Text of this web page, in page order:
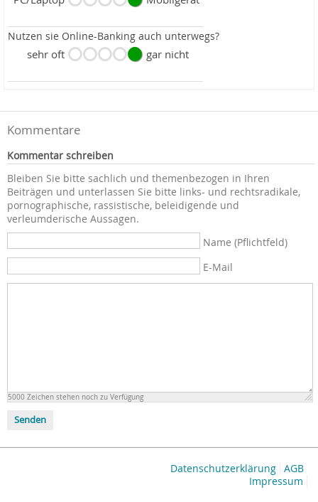
Nutzen sie Online-Banking auch unterwegs?
sehr oft gar nicht
Kommentare
Kommentar schreiben
Bleiben Sie bitte sachlich und themenbezogen in Ihren
Beiträgen und unterlassen Sie bitte links- und rechtsradikale,
pornographische, rassistische, beleidigende und
verleumderische Aussagen.
Name (Pflichtfeld)
E-Mail
5000 Zeichen stehen noch zu Verfügung
Senden
AGB
Datenschutzerklärung
Impressum